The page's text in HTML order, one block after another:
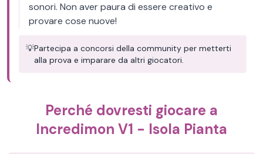
sonori. Non aver paura di essere creativo e
provare cose nuove!
💡Partecipa a concorsi della community per metterti
alla prova e imparare da altri giocatori.
Perché dovresti giocare a
Incredimon V1 - Isola Pianta